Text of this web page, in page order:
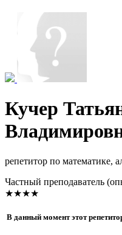
Кучер
репетитор по математике,
Частный преподаватель
★★★★
В данный момент этот